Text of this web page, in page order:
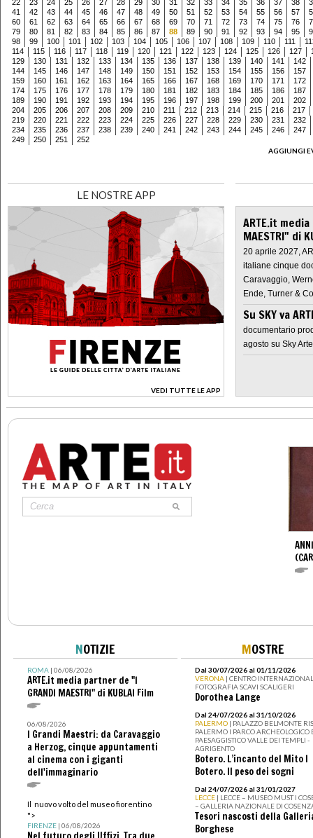
22 23 24 25 26 27 28 29 30 31 32 33 34 35 36 37 38
41
42 43 44 45 46 47 48 49 50 51 52 53 54 55 56 57
60
61 62 63 64 65 66 67 68 69 70 71 72 73 74 75 76
79
80 81 82 83 84 85 86 87 88 89 90 91 92 93 94 95
98
99 100 101 102 103 104 105 106 107 108 109 110 111
114
115 116 117 118 119 120 121 122 123 124 125 126 127
129
130 131 132 133 134 135 136 137 138 139 140 141
142
144
145 146 147 148 149 150 151 152 153 154 155 156
157
159
160 161 162 163 164 165 166 167 168 169 170 171
172
174
175 176 177 178 179 180 181 182 183 184 185 186
187
189
190 191 192 193 194 195 196 197 198 199 200 201
202
204
205 206 207 208 209 210 211 212 213 214 215 216
217
219
220 221 222 223 224 225 226 227 228 229 230 231
232
234
235 236 237 238 239 240 241 242 243 244 245 246
247
249
250 251
252
AGGIUNGI
LE NOSTRE APP
VEDI TUTTE LE APP
>
ARTE.it
MAESTRI" di
20 aprile 2027,
italiane cinque
Caravaggio,
Ende, Turner &
Su SKY va
documentario
agosto su Sky Arte
NOTIZIE
ROMA| 06/08/2026
ARTE.it media partner de "I
GRANDI MAESTRI" di KUBLAI Film
06/08/2026
I Grandi Maestri: da Caravaggio
a Herzog, cinque appuntamenti
al cinema con i giganti
dell'immaginario
Il nuovo volto del museo fiorentino
">
FIRENZE| 06/08/2026
MOSTRE
Dal 30/07/2026 al 01/11/2026
VERONA | CENTRO
FOTOGRAFIA SCAVI SCALIGERI
Dorothea Lange
Dal 24/07/2026 al 31/10/2026
PALERMO | PALAZZO BELMONTE
PALERMO I PARCO ARCHEOLOGICO
PAESAGGISTICO VALLE DEI TEMPLI -
AGRIGENTO
Botero. L’incanto del Mito I
Botero. Il peso dei sogni
Dal 24/07/2026 al 31/01/2027
LECCE | LECCE – MUSEO MUST I
– GALLERIA NAZIONALE DI
Tesori nascosti della
Borghese